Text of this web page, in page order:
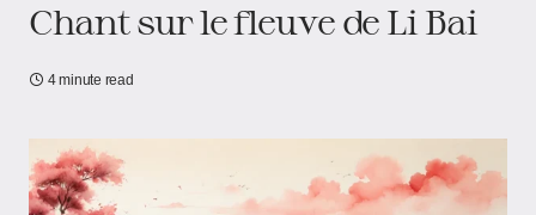
Chant sur le fleuve de Li Bai
4 minute read